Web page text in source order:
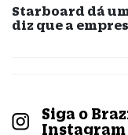
Starboard dá
diz que a
Siga o
Instagram